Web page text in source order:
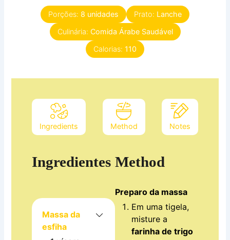
Porções: 8 unidades Prato: Lanche
Culinária: Comida Árabe Saudável
Calorias: 110
Ingredients Method Notes
Ingredientes
Massa da
esfiha
Method
Preparo da massa
Em uma tigela,
misture a
farinha de trigo